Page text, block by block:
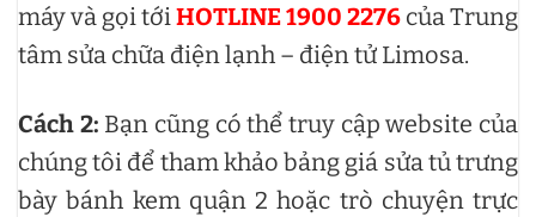
máy và gọi tớiHOTLINE 1900 2276 của Trung
tâm sửa chữa điện lạnh – điện tử Limosa.
Cách 2: Bạn cũng có thể truy cập website của
chúng tôi để tham khảo bảng giá sửa tủ trưng
bày bánh kem quận 2 hoặc trò chuyện trực